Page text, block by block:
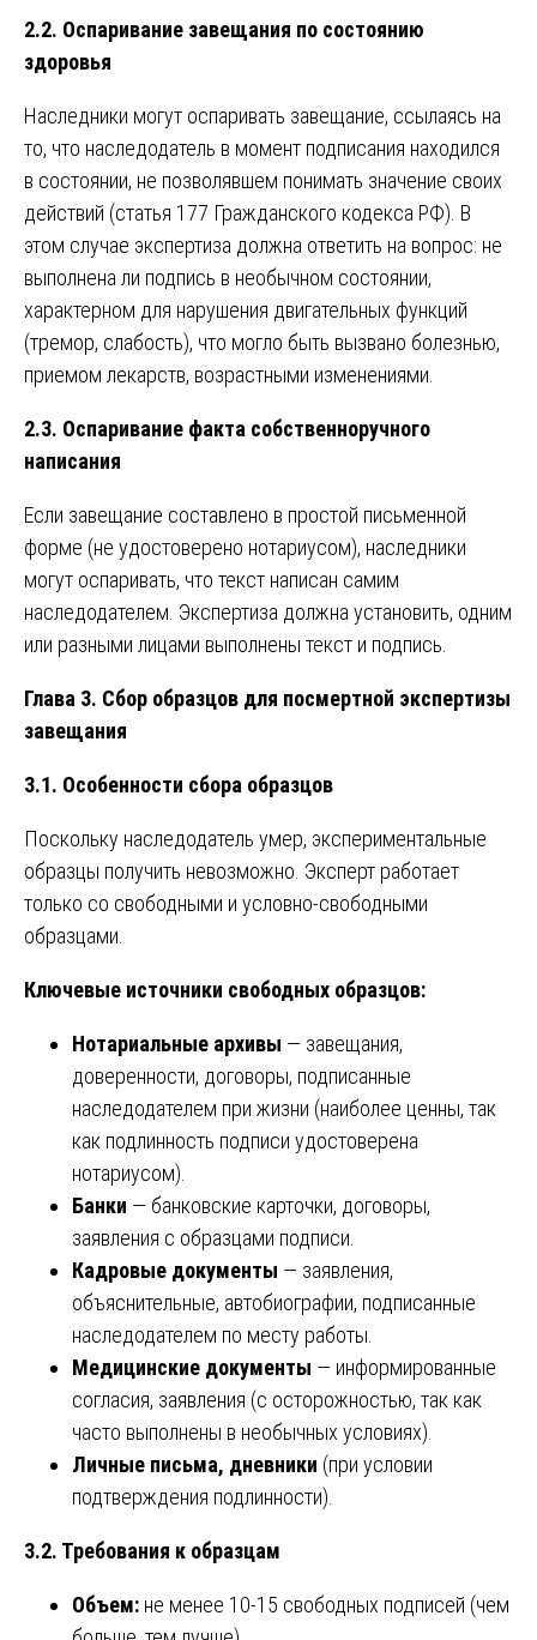
2.2. Оспаривание завещания по состоянию
здоровья
Наследники могут оспаривать завещание, ссылаясь на
то, что наследодатель в момент подписания находился
в состоянии, не позволявшем понимать значение своих
действий (статья 177 Гражданского кодекса РФ). В
этом случае экспертиза должна ответить на вопрос: не
выполнена ли подпись в необычном состоянии,
характерном для нарушения двигательных функций
(тремор, слабость), что могло быть вызвано болезнью,
приемом лекарств, возрастными изменениями.
2.3. Оспаривание факта собственноручного
написания
Если завещание составлено в простой письменной
форме (не удостоверено нотариусом), наследники
могут оспаривать, что текст написан самим
наследодателем. Экспертиза должна установить, одним
или разными лицами выполнены текст и подпись.
Глава 3. Сбор образцов для посмертной экспертизы
завещания
3.1. Особенности сбора образцов
Поскольку наследодатель умер, экспериментальные
образцы получить невозможно. Эксперт работает
только со свободными и условно-свободными
образцами.
Ключевые источники свободных образцов:
Нотариальные архивы — завещания,
доверенности, договоры, подписанные
наследодателем при жизни (наиболее ценны, так
как подлинность подписи удостоверена
нотариусом).
Банки — банковские карточки, договоры,
заявления с образцами подписи.
Кадровые документы — заявления,
объяснительные, автобиографии, подписанные
наследодателем по месту работы.
Медицинские документы — информированные
согласия, заявления (с осторожностью, так как
часто выполнены в необычных условиях).
Личные письма, дневники (при условии
подтверждения подлинности).
3.2. Требования к образцам
Объем: не менее 10-15 свободных подписей (чем